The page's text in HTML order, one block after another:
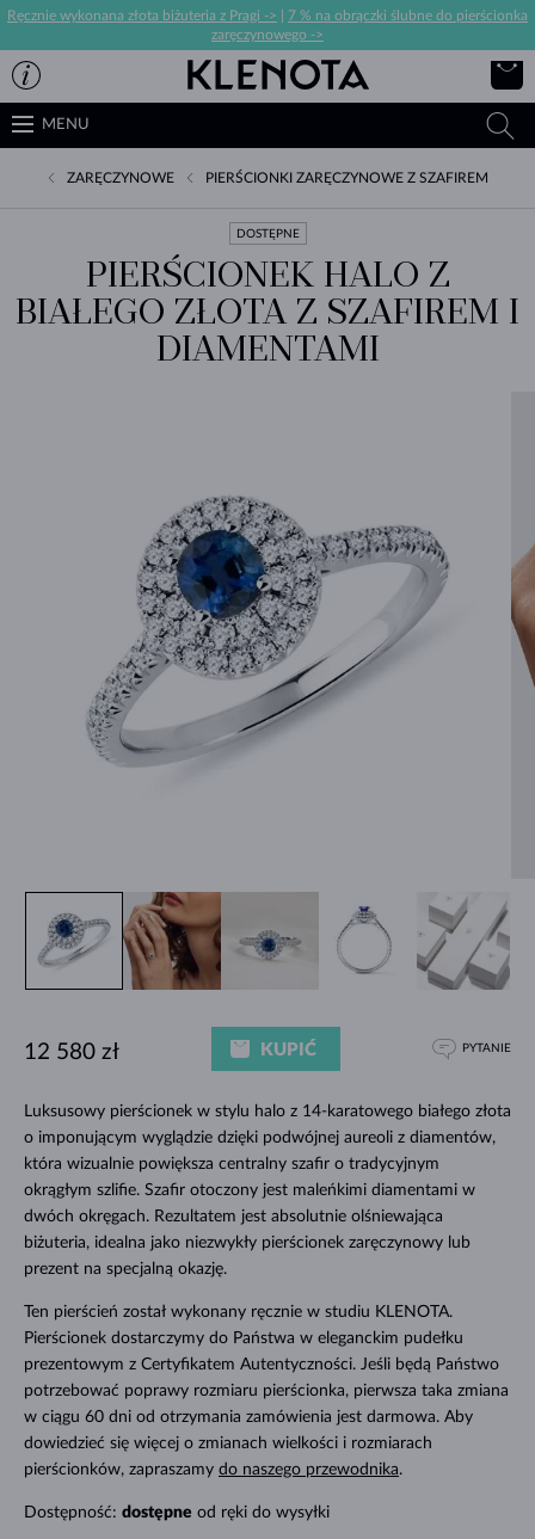
Ręcznie wykonana złota biżuteria z Pragi ->
7 % na obrączki ślubne do pierścionka
zaręczynowego ->
MENU
ZARĘCZYNOWE PIERŚCIONKI ZARĘCZYNOWE Z SZAFIREM
DOSTĘPNE
PIERŚCIONEK HALO Z
BIAŁEGO ZŁOTA Z SZAFIREM I
DIAMENTAMI
Luksusowy pierścionek w stylu halo z 14-karatowego białego złota
o imponującym wyglądzie dzięki podwójnej aureoli z diamentów,
która wizualnie powiększa centralny szafir o tradycyjnym
okrągłym szlifie. Szafir otoczony jest maleńkimi diamentami w
dwóch okręgach. Rezultatem jest absolutnie olśniewająca
biżuteria, idealna jako niezwykły pierścionek zaręczynowy lub
prezent na specjalną okazję.
Ten pierścień został wykonany ręcznie w studiu KLENOTA.
Pierścionek dostarczymy do Państwa w eleganckim pudełku
prezentowym z Certyfikatem Autentyczności. Jeśli będą Państwo
potrzebować poprawy rozmiaru pierścionka, pierwsza taka zmiana
w ciągu 60 dni od otrzymania zamówienia jest darmowa. Aby
dowiedzieć się więcej o zmianach wielkości i rozmiarach
pierścionków, zapraszamy do naszego przewodnika.
Dostępność: dostępne od ręki do wysyłki
12 580 zł KUPIĆ PYTANIE